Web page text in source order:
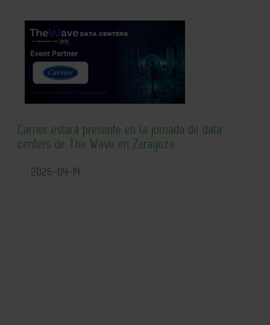
Carrier estará presente en la jornada de data
centers de The Wave en Zaragoza
2026-04-14